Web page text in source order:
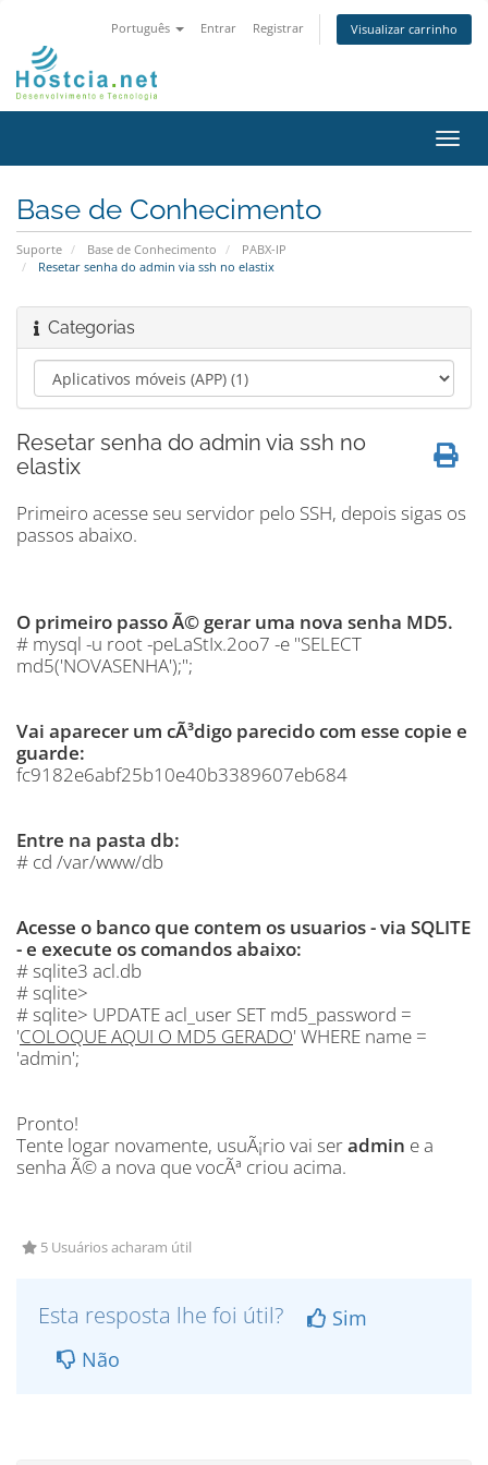
Português Entrar Registrar Visualizar carrinho
Base de Conhecimento
Suporte Base de Conhecimento
PABX-IP
Resetar senha do admin via ssh no elastix
Categorias
Resetar senha do admin via ssh no
elastix
Primeiro acesse seu servidor pelo SSH, depois sigas os
passos abaixo.
O primeiro passo Ã© gerar uma nova senha MD5.
# mysql -u root -peLaStIx.2oo7 -e "SELECT
md5('NOVASENHA');";
Vai aparecer um cÃ³digo parecido com esse copie e
guarde:
fc9182e6abf25b10e40b3389607eb684
Entre na pasta db:
# cd /var/www/db
Acesse o banco que contem os usuarios - via SQLITE
- e execute os comandos abaixo:
# sqlite3 acl.db
# sqlite>
# sqlite> UPDATE acl_user SET md5_password =
'COLOQUE AQUI O MD5 GERADO' WHERE name =
'admin';
Pronto!
Tente logar novamente, usuÃ¡rio vai seradmin e a
senha Ã© a nova que vocÃª criou acima.
5 Usuários acharam útil
Esta resposta lhe foi útil?
Sim
Não